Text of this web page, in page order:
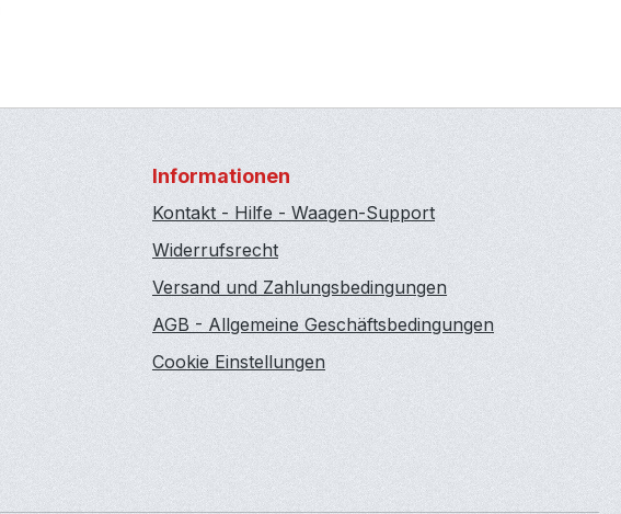
Informationen
Kontakt - Hilfe - Waagen-Support
Widerrufsrecht
Versand und Zahlungsbedingungen
AGB - Allgemeine Geschäftsbedingungen
Cookie Einstellungen